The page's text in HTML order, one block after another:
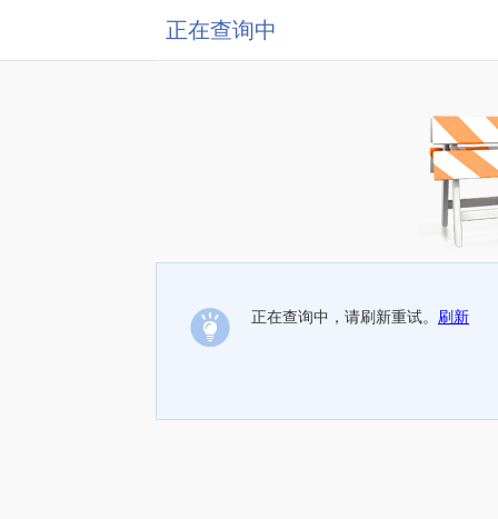
正在查询中
正在查询中，请刷新重试。 刷新